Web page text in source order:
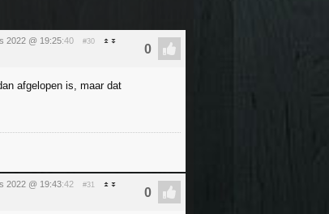
2022 @ 19:25:40 #30
afgelopen is, maar dat
2022 @ 19:43:42 #31